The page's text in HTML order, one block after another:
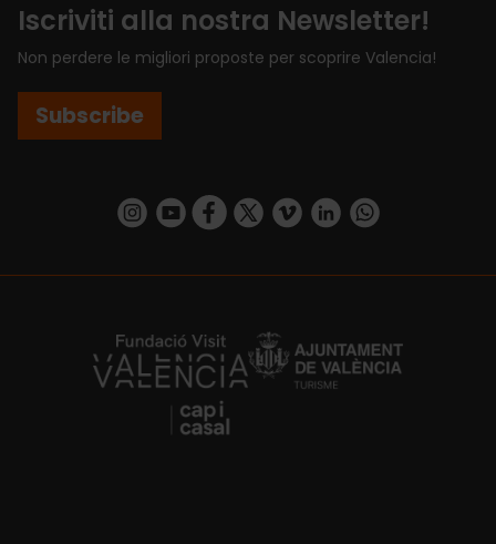
Iscriviti alla nostra Newsletter!
Non perdere le migliori proposte per scoprire Valencia!
Subscribe
https://www.instagram.com/visit_valencia/
https://www.youtube.com/user/
https://www.facebook.com/
https://twitter.com/VisitaValencia
https://vimeo.com/
https://www.linkedin.com/company/turismo-valencia/https://api.whatsapp.com/send/
https://fundacion.visitvalencia.com/